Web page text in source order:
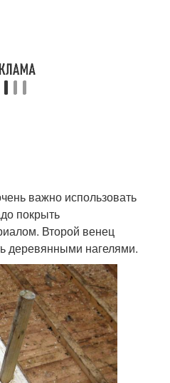
важно использовать
покрыть
Второй венец
деревянными нагелями.